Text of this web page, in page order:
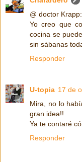
@ doctor Krapp:
Yo creo que
cocina se
sin sábanas
Responder
U-topia 17 de
Mira, no lo
gran idea!!
Ya te contaré
Responder